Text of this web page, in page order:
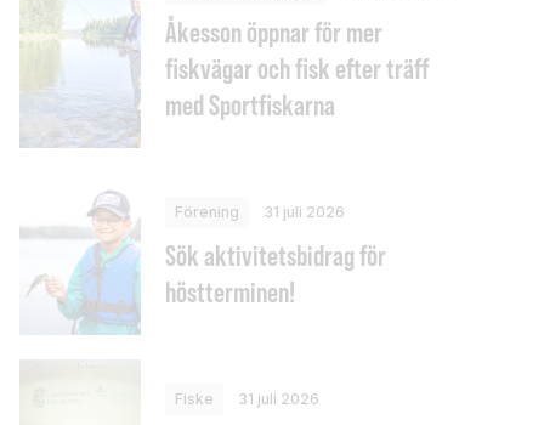
Åkesson öppnar för mer
fiskvägar och fisk efter träff
med Sportfiskarna
Förening 31 juli 2026
Sök aktivitetsbidrag för
höstterminen!
Fiske 31 juli 2026